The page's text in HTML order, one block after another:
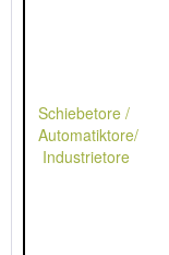
Schiebetore /
Automatiktore/
Industrietore